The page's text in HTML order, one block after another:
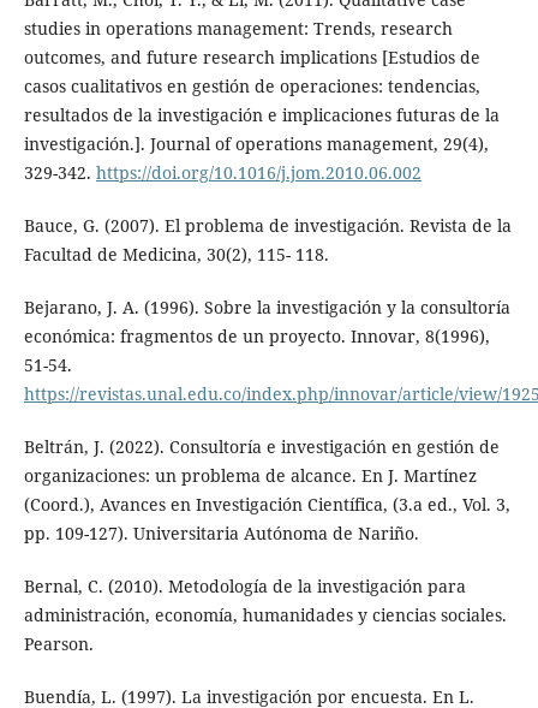
studies in operations management: Trends, research
outcomes, and future research implications [Estudios de
casos cualitativos en gestión de operaciones: tendencias,
resultados de la investigación e implicaciones futuras de la
investigación.]. Journal of operations management, 29(4),
329-342. https://doi.org/10.1016/j.jom.2010.06.002
Bauce, G. (2007). El problema de investigación. Revista de la
Facultad de Medicina, 30(2), 115- 118.
Bejarano, J. A. (1996). Sobre la investigación y la consultoría
económica: fragmentos de un proyecto. Innovar, 8(1996),
51-54.
https://revistas.unal.edu.co/index.php/innovar/article/view/
Beltrán, J. (2022). Consultoría e investigación en gestión de
organizaciones: un problema de alcance. En J. Martínez
(Coord.), Avances en Investigación Científica, (3.a ed., Vol. 3,
pp. 109-127). Universitaria Autónoma de Nariño.
Bernal, C. (2010). Metodología de la investigación para
administración, economía, humanidades y ciencias sociales.
Pearson.
Buendía, L. (1997). La investigación por encuesta. En L.